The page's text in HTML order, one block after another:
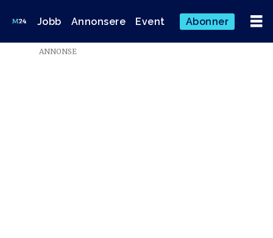
Jobb Annonsere Event Abonner
Emne:
ANNONSE